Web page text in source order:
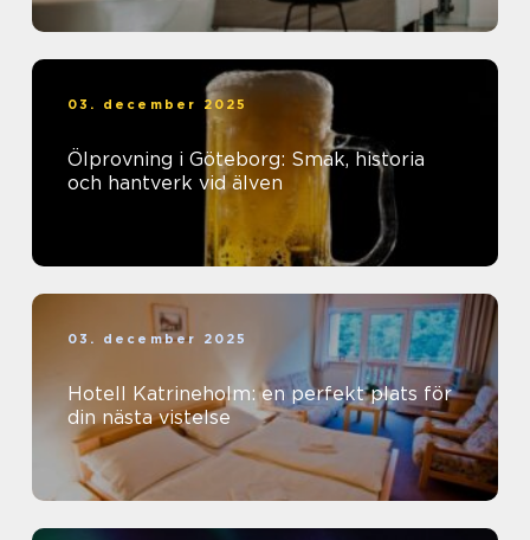
03. december 2025
Ölprovning i Göteborg: Smak, historia
och hantverk vid älven
03. december 2025
Hotell Katrineholm: en perfekt plats för
din nästa vistelse